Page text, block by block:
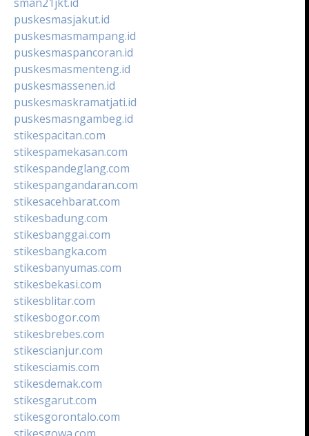
puskesmasjakut.id
puskesmasmampang.id
puskesmaspancoran.id
puskesmasmenteng.id
puskesmassenen.id
puskesmaskramatjati.id
puskesmasngambeg.id
stikespacitan.com
stikespamekasan.com
stikespandeglang.com
stikespangandaran.com
stikesacehbarat.com
stikesbadung.com
stikesbanggai.com
stikesbangka.com
stikesbanyumas.com
stikesbekasi.com
stikesblitar.com
stikesbogor.com
stikesbrebes.com
stikescianjur.com
stikesciamis.com
stikesdemak.com
stikesgarut.com
stikesgorontalo.com
stikesgowa.com